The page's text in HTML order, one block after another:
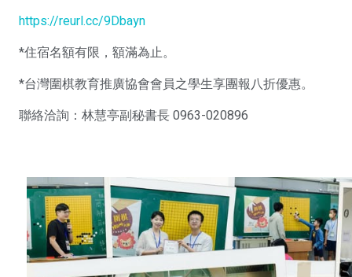
https://reurl.cc/9Dbayn
*住宿名額有限，額滿為止。
*台灣圍棋教育推廣協會會員之學生享團報八折優惠。
聯絡洽詢：林慧亭副秘書長 0963-020896